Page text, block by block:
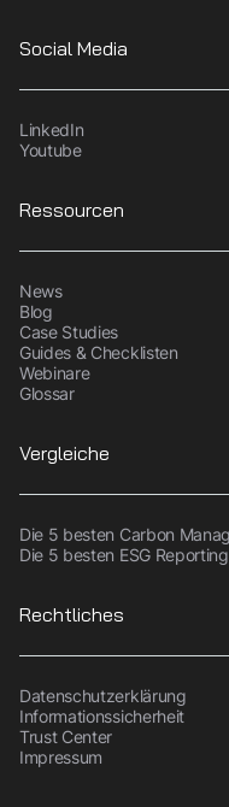
Social Media
LinkedIn
Youtube
Ressourcen
News
Blog
Case Studies
Guides & Checklisten
Webinare
Glossar
Vergleiche
Die 5 besten Carbon
Die 5 besten ESG
Rechtliches
Datenschutzerklärung
Informationssicherheit
Trust Center
Impressum